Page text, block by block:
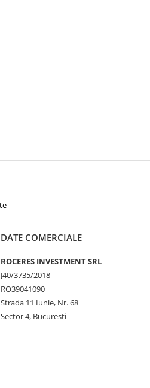
DATE COMERCIALE
ROCERES INVESTMENT SRL
J40/3735/2018
RO39041090
Strada 11 Iunie, Nr. 68
Sector 4, Bucuresti